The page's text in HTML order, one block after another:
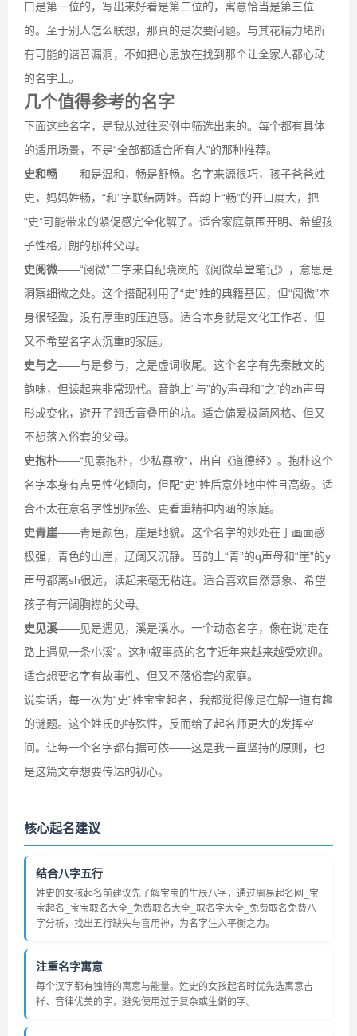
口是第一位的，写出来好看是第二位的，寓意恰当是第三位
的。至于别人怎么联想，那真的是次要问题。与其花精力堵所
有可能的谐音漏洞，不如把心思放在找到那个让全家人都心动
的名字上。
几个值得参考的名字
下面这些名字，是我从过往案例中筛选出来的。每个都有具体
的适用场景，不是“全部都适合所有人”的那种推荐。
史和畅——和是温和，畅是舒畅。名字来源很巧，孩子爸爸姓
史，妈妈姓畅，“和”字联结两姓。音韵上“畅”的开口度大，把
“史”可能带来的紧促感完全化解了。适合家庭氛围开明、希望孩
子性格开朗的那种父母。
史阅微——“阅微”二字来自纪晓岚的《阅微草堂笔记》，意思是
洞察细微之处。这个搭配利用了“史”姓的典籍基因，但“阅微”本
身很轻盈，没有厚重的压迫感。适合本身就是文化工作者、但
又不希望名字太沉重的家庭。
史与之——与是参与，之是虚词收尾。这个名字有先秦散文的
韵味，但读起来非常现代。音韵上“与”的y声母和“之”的zh声母
形成变化，避开了翘舌音叠用的坑。适合偏爱极简风格、但又
不想落入俗套的父母。
史抱朴——“见素抱朴，少私寡欲”，出自《道德经》。抱朴这个
名字本身有点男性化倾向，但配“史”姓后意外地中性且高级。适
合不太在意名字性别标签、更看重精神内涵的家庭。
史青崖——青是颜色，崖是地貌。这个名字的妙处在于画面感
极强，青色的山崖，辽阔又沉静。音韵上“青”的q声母和“崖”的y
声母都离sh很远，读起来毫无粘连。适合喜欢自然意象、希望
孩子有开阔胸襟的父母。
史见溪——见是遇见，溪是溪水。一个动态名字，像在说“走在
路上遇见一条小溪”。这种叙事感的名字近年来越来越受欢迎。
适合想要名字有故事性、但又不落俗套的家庭。
说实话，每一次为“史”姓宝宝起名，我都觉得像是在解一道有趣
的谜题。这个姓氏的特殊性，反而给了起名师更大的发挥空
间。让每一个名字都有据可依——这是我一直坚持的原则，也
是这篇文章想要传达的初心。
核心起名建议
结合八字五行
姓史的女孩起名前建议先了解宝宝的生辰八字，通过周易起名网_宝
宝起名_宝宝取名大全_免费取名大全_取名字大全_免费取名免费八
字分析，找出五行缺失与喜用神，为名字注入平衡之力。
注重名字寓意
每个汉字都有独特的寓意与能量。姓史的女孩起名时优先选寓意吉
祥、音律优美的字，避免使用过于复杂或生僻的字。